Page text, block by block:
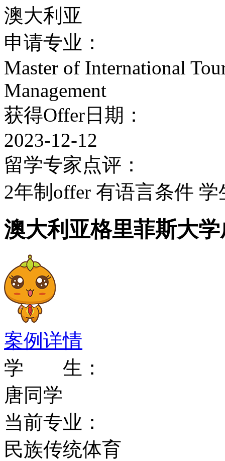
学科。这些优势使格里
金投入。其它研究领域
司的政、国际商业、软
系统。
知名校友：
1、Claire
约歌剧新艺术家发展
2、Stephen
3、Tracey
设有展览
4、Pier Lane&mdah;皇
学校荣誉：格里菲斯大
国际和学术交流协定。
学术交流的杰出贡献而
可。
澳大利亚
申请专业：
Master of International
Management
获得Offer日期：
2023-12-12
留学专家点评：
2年制offer 有语言条件
澳大利亚格里菲斯大
案例详情
学 生：
唐同学
当前专业：
民族传统体育